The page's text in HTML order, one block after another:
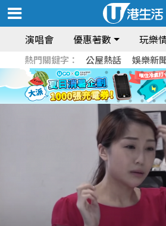
演唱會 優惠著數 玩樂
熱門關鍵字： 公屋熱話 娛樂新